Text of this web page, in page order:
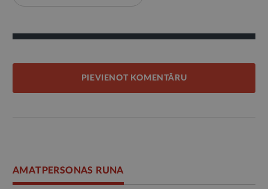
PIEVIENOT KOMENTĀRU
AMATPERSONAS RUNA